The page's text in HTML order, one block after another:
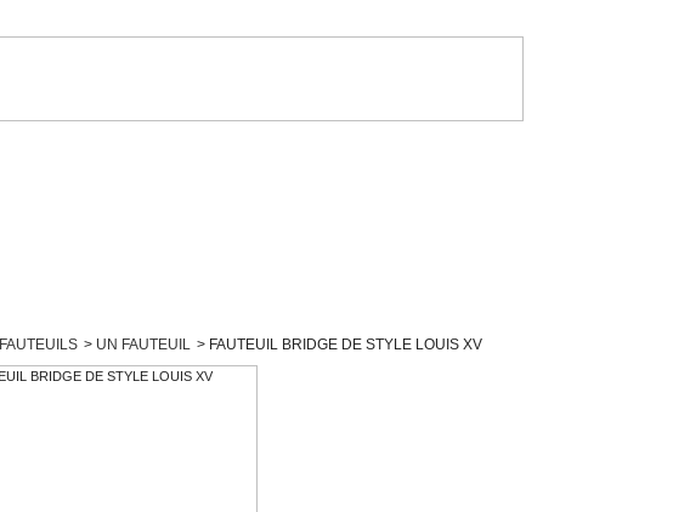
FAUTEUILS > UN FAUTEUIL > FAUTEUIL BRIDGE DE STYLE LOUIS XV